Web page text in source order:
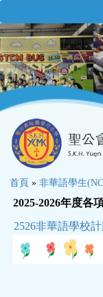
首頁 » 非華語學生
2025-2026年度各
2526非華語學校計